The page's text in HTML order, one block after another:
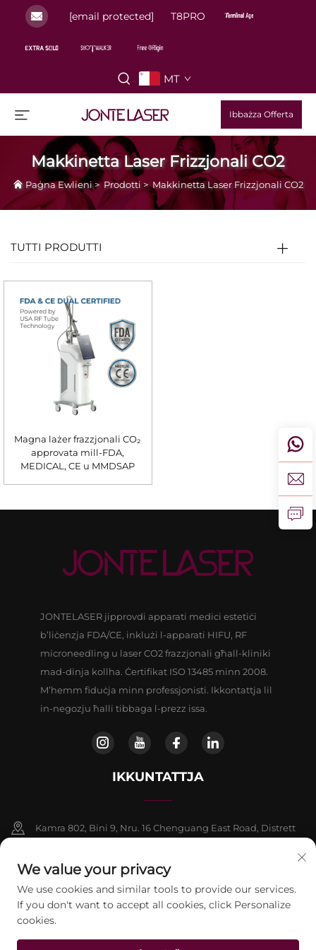
[email protected] T8PRO
MT
Ibbażza Offerta
Makkinetta Laser Frizzjonali CO2
Paġna Ewlieni>Prodotti>Makkinetta Laser Frizzjonali CO2
TUTTI PRODUTTI
Magna lażer frazzjonali CO₂
approvata mill-FDA,
MEDICAL, CE u MMDSAP
JONTELASER jipprovdi apparati medici estetiċi
b’liċenzja FDA/CE, inklużi l-apparati HIFU, RF
microneedling u laser CO2 frazzjonali għall-kliniki
mad-dinja kollha. Ċertifikat ISO 13485 minn 2008.
M’hemm fiduċja minn professjonisti. Ikkontattja lil
in-negozju ħalli tibbaga l-prezz issa.
IKKUNTATTJA
Kamra 802, Bini 9, Nru. 16 Chenguang East Road, Distrett
+86-13911459627
[email protected]
We value your privacy
We use cookies and similar tools to provide our services.
If you don't want to accept all cookies, click Personalize
cookies.